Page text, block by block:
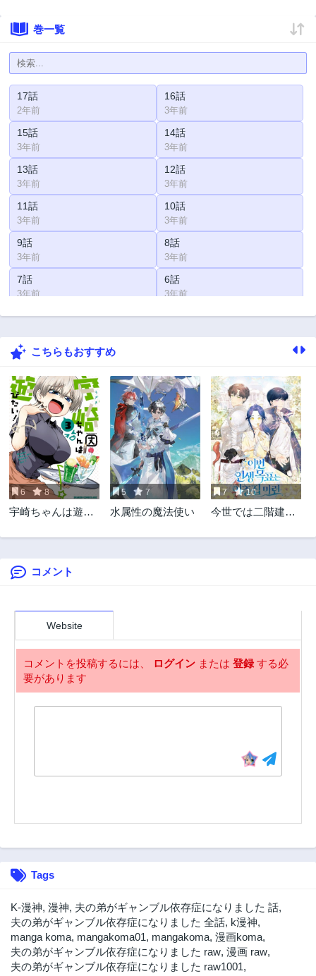
巻一覧
17話
2年前
16話
3年前
15話
3年前
14話
3年前
13話
3年前
12話
3年前
11話
3年前
10話
3年前
9話
3年前
8話
3年前
7話
3年前
6話
3年前
5話 4話
3話
1話
3年前
こちらもおすすめ
6 8
宇崎ちゃんは遊び
5 7
水属性の魔法使い
7 10
今世では二階建て
コメント
Website
コメントを投稿するには、 ログイン または 登録する必
要があります
Tags
K-漫神, 漫神, 夫の弟がギャンブル依存症になりました 話,
夫の弟がギャンブル依存症になりました 全話, k漫神,
manga koma, mangakoma01, mangakoma, 漫画koma,
夫の弟がギャンブル依存症になりました raw, 漫画 raw,
夫の弟がギャンブル依存症になりました raw1001,